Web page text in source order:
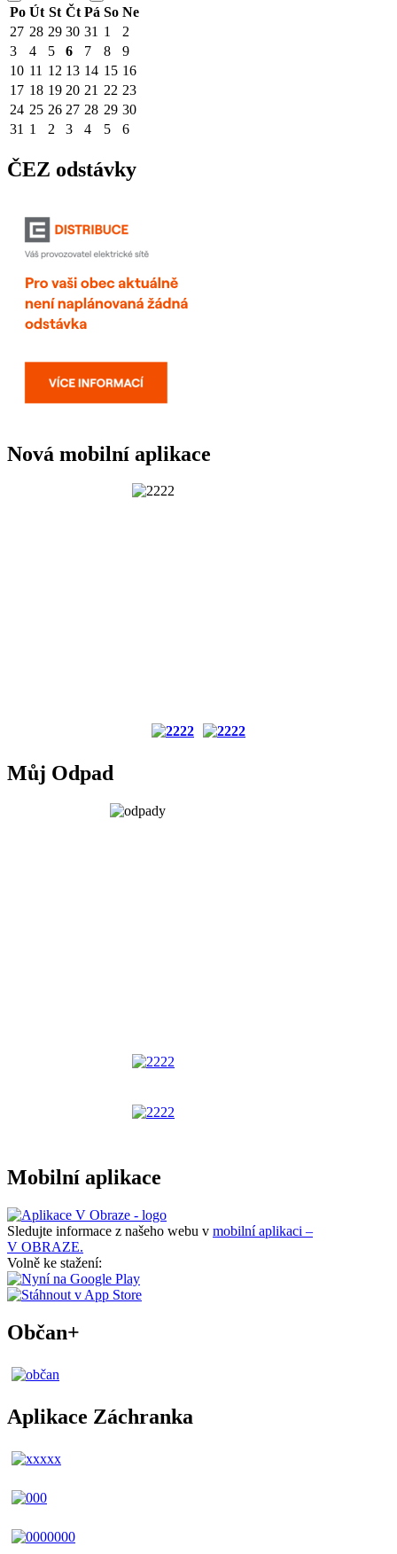
Po Út St Čt Pá So Ne
27 28 29 30 31 1
2
3
4 5 6 7 8
9
10 11 12 13 14 15 16
17 18 19 20 21 22 23
24 25 26 27 28 29 30
31 1 2 3 4 5 6
ČEZ odstávky
Nová mobilní aplikace
Můj Odpad
Mobilní aplikace
Sledujte informace z našeho webu v mobilní aplikaci –
V OBRAZE.
Volně ke stažení:
Občan+
Aplikace Záchranka